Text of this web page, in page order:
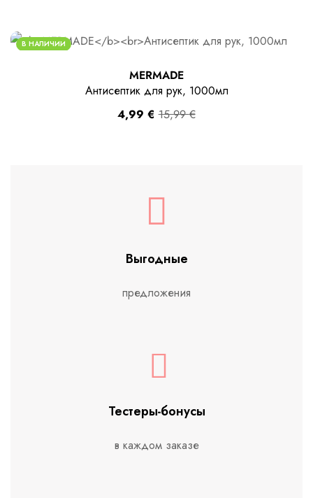
В НАЛИЧИИ
MERMADE
Антисептик для рук, 1000мл
15,99€
4,99€
Выгодные
предложения
Тестеры-бонусы
в каждом заказе